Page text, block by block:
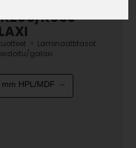
K205/K553
Laminaattitasot
galaxi